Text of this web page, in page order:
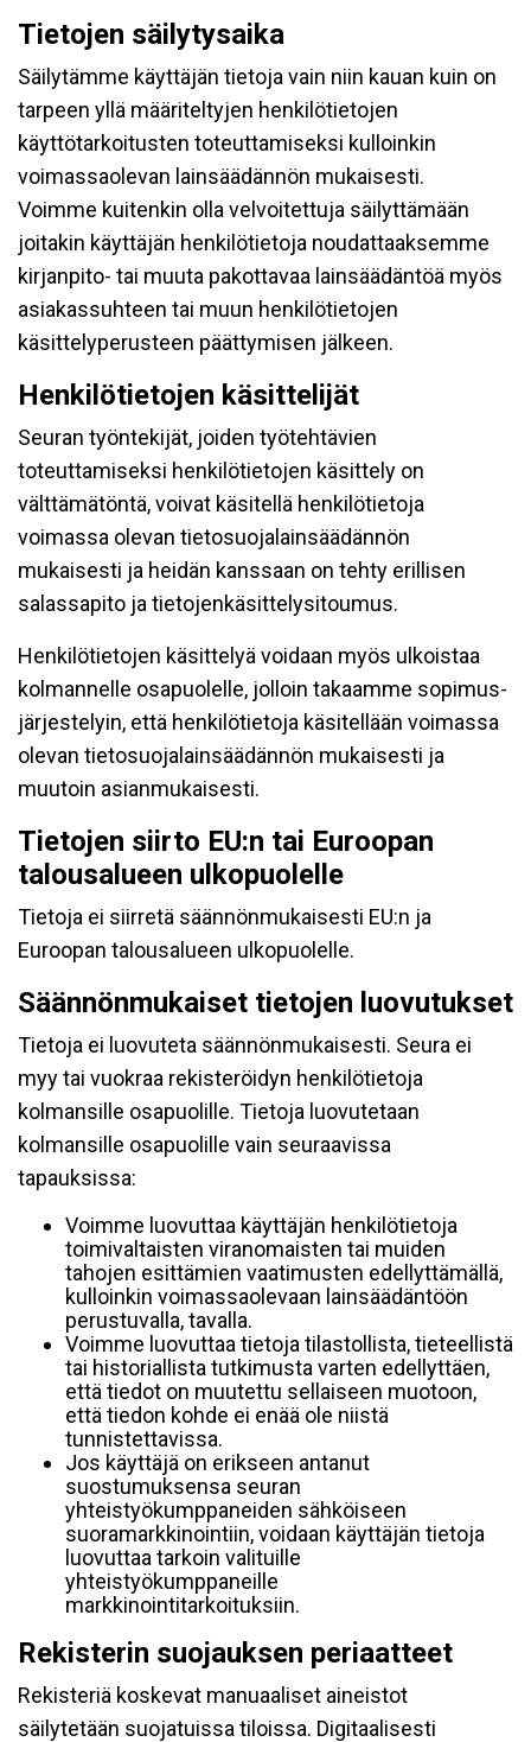
Tietojen säilytysaika
Säilytämme käyttäjän tietoja vain niin kauan kuin on
tarpeen yllä määriteltyjen henkilötietojen
käyttötarkoitusten toteuttamiseksi kulloinkin
voimassaolevan lainsäädännön mukaisesti.
Voimme kuitenkin olla velvoitettuja säilyttämään
joitakin käyttäjän henkilötietoja noudattaaksemme
kirjanpito- tai muuta pakottavaa lainsäädäntöä myös
asiakassuhteen tai muun henkilötietojen
käsittelyperusteen päättymisen jälkeen.
Henkilötietojen käsittelijät
Seuran työntekijät, joiden työtehtävien
toteuttamiseksi henkilötietojen käsittely on
välttämätöntä, voivat käsitellä henkilötietoja
voimassa olevan tietosuojalainsäädännön
mukaisesti ja heidän kanssaan on tehty erillisen
salassapito ja tietojenkäsittelysitoumus.
Henkilötietojen käsittelyä voidaan myös ulkoistaa
kolmannelle osapuolelle, jolloin takaamme sopimus-
järjestelyin, että henkilötietoja käsitellään voimassa
olevan tietosuojalainsäädännön mukaisesti ja
muutoin asianmukaisesti.
Tietojen siirto EU:n tai Euroopan
talousalueen ulkopuolelle
Tietoja ei siirretä säännönmukaisesti EU:n ja
Euroopan talousalueen ulkopuolelle.
Säännönmukaiset tietojen luovutukset
Tietoja ei luovuteta säännönmukaisesti. Seura ei
myy tai vuokraa rekisteröidyn henkilötietoja
kolmansille osapuolille. Tietoja luovutetaan
kolmansille osapuolille vain seuraavissa
tapauksissa:
Voimme luovuttaa käyttäjän henkilötietoja
toimivaltaisten viranomaisten tai muiden
tahojen esittämien vaatimusten edellyttämällä,
kulloinkin voimassaolevaan lainsäädäntöön
perustuvalla, tavalla.
Voimme luovuttaa tietoja tilastollista, tieteellistä
tai historiallista tutkimusta varten edellyttäen,
että tiedot on muutettu sellaiseen muotoon,
että tiedon kohde ei enää ole niistä
tunnistettavissa.
Jos käyttäjä on erikseen antanut
suostumuksensa seuran
yhteistyökumppaneiden sähköiseen
suoramarkkinointiin, voidaan käyttäjän tietoja
luovuttaa tarkoin valituille
yhteistyökumppaneille
markkinointitarkoituksiin.
Rekisterin suojauksen periaatteet
Rekisteriä koskevat manuaaliset aineistot
säilytetään suojatuissa tiloissa. Digitaalisesti